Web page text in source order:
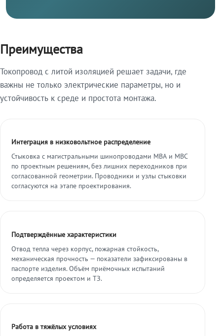
Преимущества
Токопровод с литой изоляцией решает задачи, где
важны не только электрические параметры, но и
устойчивость к среде и простота монтажа.
Интеграция в низковольтное распределение
Стыковка с магистральными шинопроводами МВА и МВС
по проектным решениям, без лишних переходников при
согласованной геометрии. Проводники и узлы стыковки
согласуются на этапе проектирования.
Подтверждённые характеристики
Отвод тепла через корпус, пожарная стойкость,
механическая прочность — показатели зафиксированы в
паспорте изделия. Объём приёмочных испытаний
определяется проектом и ТЗ.
Работа в тяжёлых условиях